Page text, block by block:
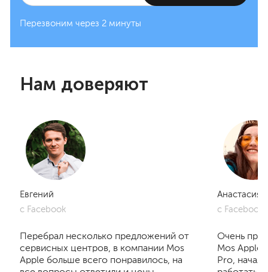
Перезвоним через 2 минуты
Нам доверяют
Евгений
с Facebook
Перебрал несколько предложений от
сервисных центров, в компании Mos
Apple больше всего понравилось, на
Анастасия
с Facebook
Очень
Mos
Pro, начал